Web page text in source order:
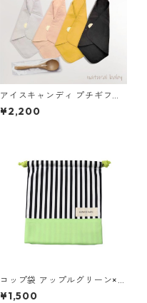
アイスキャンディ プチギフト
くすみピンク
¥2,200
コップ袋 アップルグリーン×ス
トライプ 85-72895-1
¥1,500